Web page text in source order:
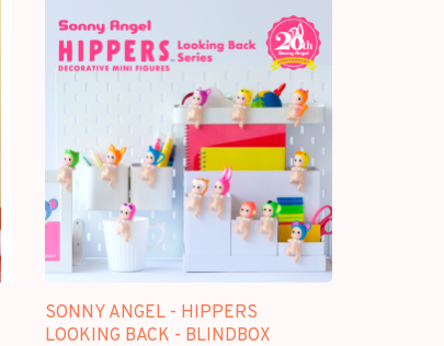
SONNY ANGEL - HIPPERS
LOOKING BACK - BLINDBOX